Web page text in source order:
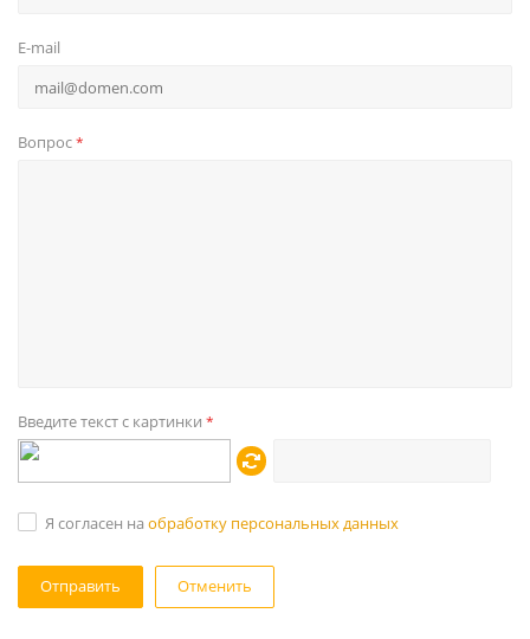
E-mail
Вопрос*
Введите текст с картинки *
Я согласен на обработку персональных данных
Отменить